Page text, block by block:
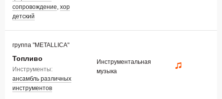
сопровождение, хор
детский
группа "METALLICA"
Топливо
Инструменты:
ансамбль различных
инструментов
Инструментальная
музыка